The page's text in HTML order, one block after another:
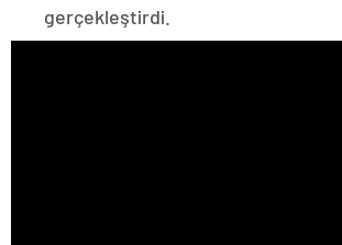
gerçekleştirdi.